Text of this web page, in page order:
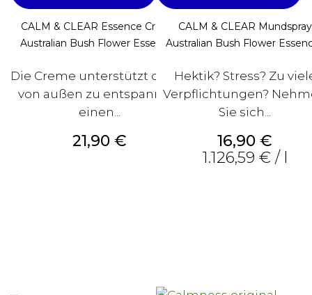
CALM & CLEAR Essence Cream
Australian Bush Flower Essences
Die Creme unterstützt dabei,
von außen zu entspannen,
einen...
Preis
21,90 €
CALM & CLEAR Mundspray
Australian Bush Flower
Hektik? Stress? Zu
Verpflichtungen?
Sie sich...
Preis
16,90 €
1.126,59 € / l